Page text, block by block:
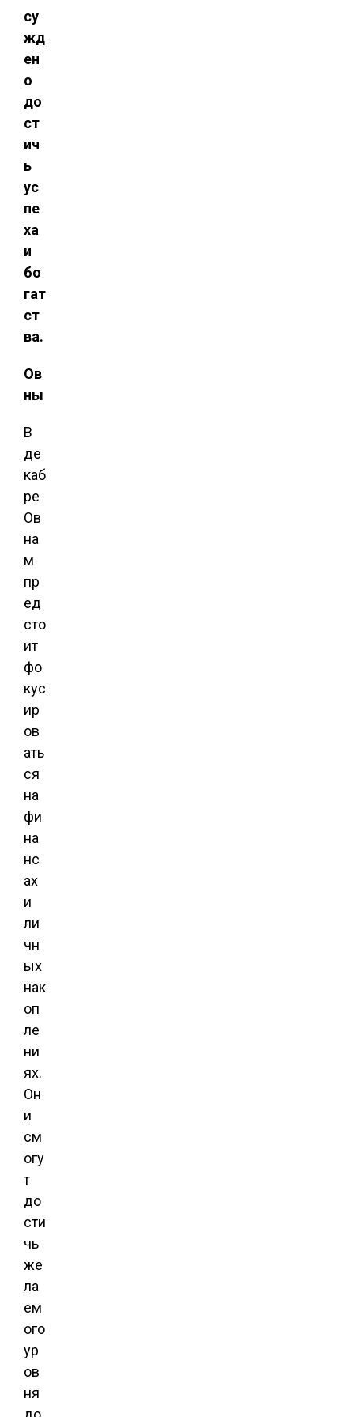
су
жд
ен
о
до
ст
ич
ь
ус
пе
ха
и
бо
гат
ст
ва.
Ов
ны
В
де
каб
ре
Ов
на
м
пр
ед
сто
ит
фо
кус
ир
ов
ать
ся
на
фи
на
нс
ах
и
ли
чн
ых
нак
оп
ле
ни
ях.
Он
и
см
огу
т
до
сти
чь
же
ла
ем
ого
ур
ов
ня